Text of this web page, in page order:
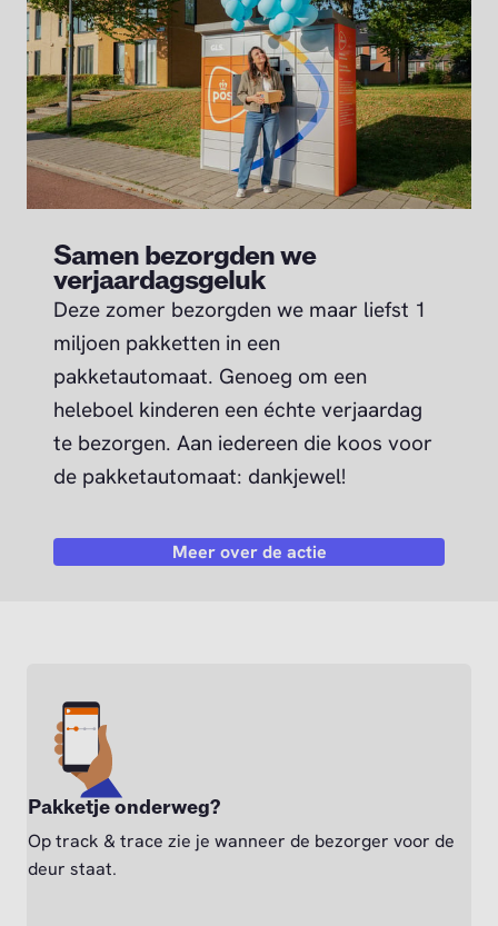
Samen bezorgden we
verjaardagsgeluk
Deze zomer bezorgden we maar liefst 1
miljoen pakketten in een
pakketautomaat. Genoeg om een
heleboel kinderen een échte verjaardag
te bezorgen. Aan iedereen die koos voor
de pakketautomaat: dankjewel!
Meer over de actie
Pakketje onderweg?
Op track & trace zie je wanneer de bezorger voor de
deur staat.